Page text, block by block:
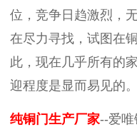
位，竞争日趋激烈，
在尽力寻找，试图在
此，现在几乎所有的
迎程度是显而易见的。
纯铜门生产厂家--爱